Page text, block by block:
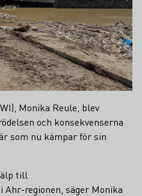
Monika Reule, blev
och konsekvenserna
som nu kämpar för sin
till
regionen, säger Monika